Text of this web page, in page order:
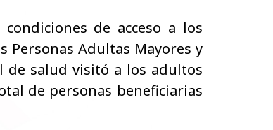
de acceso a los
Personas Adultas Mayores y
de salud visitó a los adultos
de personas beneficiarias